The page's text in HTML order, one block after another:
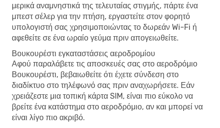
μερικά αναμνηστικά της τελευταίας στιγμής, πάρτε ένα
μπεστ σέλερ για την πτήση, εργαστείτε στον φορητό
υπολογιστή σας χρησιμοποιώντας το δωρεάν Wi-Fi ή
αφεθείτε σε ένα ωραίο γεύμα πριν απογειωθείτε.
Βουκουρέστι εγκαταστάσεις αεροδρομίου
Αφού παραλάβετε τις αποσκευές σας στο αεροδρόμιο
Βουκουρέστι, βεβαιωθείτε ότι έχετε σύνδεση στο
διαδίκτυο στο τηλέφωνό σας πριν αναχωρήσετε. Εάν
χρειάζεστε μια τοπική κάρτα SIM, είναι πιο εύκολο να
βρείτε ένα κατάστημα στο αεροδρόμιο, αν και μπορεί να
είναι λίγο πιο ακριβό.